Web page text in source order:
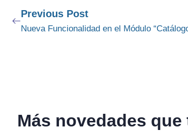
Previous Post
Nueva Funcionalidad en el Módulo
Más novedades